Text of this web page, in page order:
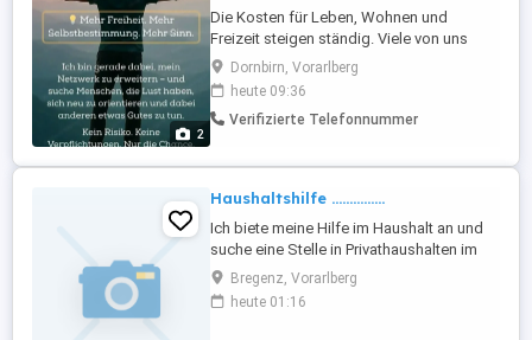
2
Die Kosten für Leben, Wohnen und
Freizeit steigen ständig. Viele von uns
müssen ihren Gürtel enger schnallen und
auf Dinge verzichten, die uns Freude
bereiten. Ich habe eine Lösung gefunden,
die mir die zeitlich, örtlich und finanziell
gewünscht habe. Ich baue mein ...
Dornbirn, Vorarlberg
heute 09:36
Verifizierte Telefonnummer
Haushaltshilfe ...............
Ich biete meine Hilfe im Haushalt an und
suche eine Stelle in Privathaushalten im
Raum Bregenz und Dornbirn. Meine
Leistungen: Reinigung von Wohnungen
und Häusern Staubsaugen, Wischen,
Bregenz, Vorarlberg
heute 01:16